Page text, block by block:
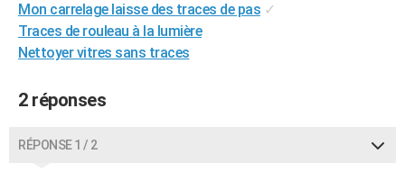
Destinations
City break
Voyage nature
Voyage de noces
Forum
Climat
+PHOTO
GUIDES D'ACHAT
Mon carrelage laisse des traces de pas ✓
Traces de rouleau à la lumière
Nettoyer vitres sans traces
2 réponses
RÉPONSE 1 / 2